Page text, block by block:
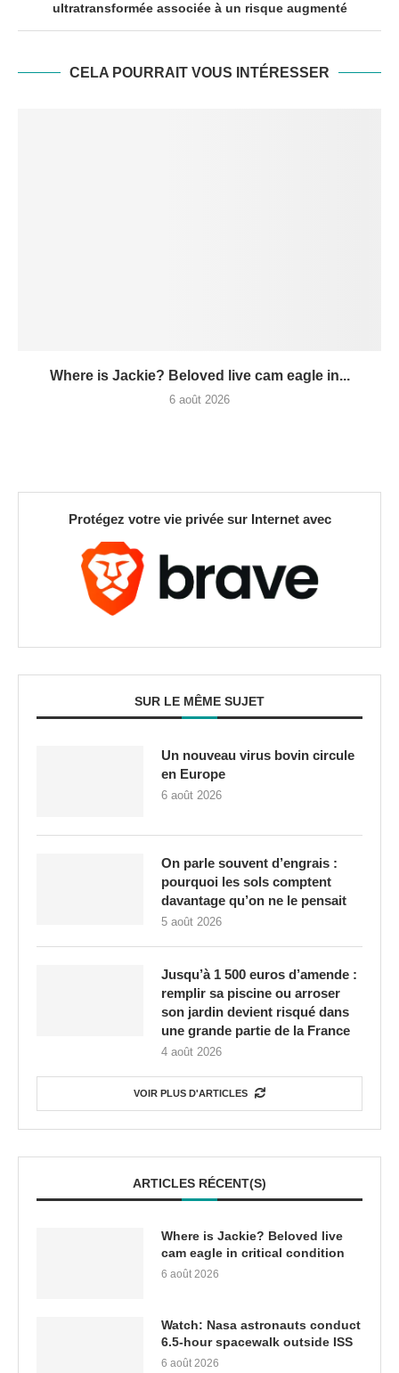
ultratransformée associée à un risque augmenté
CELA POURRAIT VOUS INTÉRESSER
Where is Jackie? Beloved live cam eagle in...
6 août 2026
Protégez votre vie privée sur Internet avec
SUR LE MÊME SUJET
Un nouveau virus bovin circule
en Europe
6 août 2026
On parle souvent d’engrais :
pourquoi les sols comptent
davantage qu’on ne le pensait
5 août 2026
Jusqu’à 1 500 euros d’amende :
remplir sa piscine ou arroser
son jardin devient risqué dans
une grande partie de la France
4 août 2026
VOIR PLUS D'ARTICLES
ARTICLES RÉCENT(S)
Where is Jackie? Beloved live
cam eagle in critical condition
6 août 2026
Watch: Nasa astronauts conduct
6.5-hour spacewalk outside ISS
6 août 2026